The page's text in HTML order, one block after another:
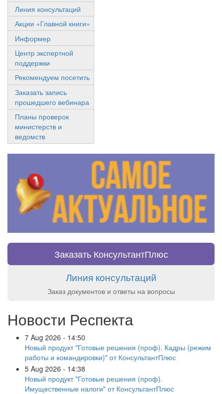
Линия консультаций
Акции «Главной книги»
Информер
Центр экспертной
поддержки
Рекомендуем посетить
Заказать запись
прошедшего вебинара
Планы проверок
министерств и
ведомств
Заказать КонсультантПлюс
Линия консультаций
Заказ документов и ответы на вопросы
Новости Респекта
7 Aug 2026 - 14:50
Новый продукт "Готовые решения (проф). Кадры (режим
работы и командировки)" от КонсультантПлюс
5 Aug 2026 - 14:38
Новый продукт "Готовые решения (проф).
Имущественные налоги" от КонсультантПлюс